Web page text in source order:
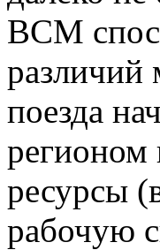
ВСМ
различий
поезда
регионом
ресурсы
рабочую